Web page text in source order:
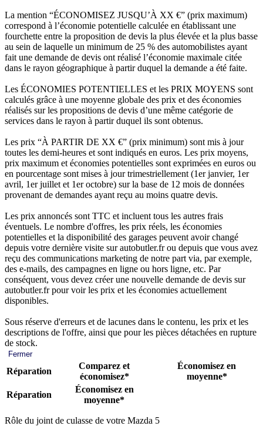
La mention “ÉCONOMISEZ JUSQU’À XX €” (prix maximum)
correspond à l’économie potentielle calculée en établissant une
fourchette entre la proposition de devis la plus élevée et la plus basse
au sein de laquelle un minimum de 25 % des automobilistes ayant
fait une demande de devis ont réalisé l’économie maximale citée
dans le rayon géographique à partir duquel la demande a été faite.
Les ÉCONOMIES POTENTIELLES et les PRIX MOYENS sont
calculés grâce à une moyenne globale des prix et des économies
réalisés sur les propositions de devis d’une même catégorie de
services dans le rayon à partir duquel ils sont obtenus.
Les prix “À PARTIR DE XX €” (prix minimum) sont mis à jour
toutes les demi-heures et sont indiqués en euros. Les prix moyens,
prix maximum et économies potentielles sont exprimées en euros ou
en pourcentage sont mises à jour trimestriellement (1er janvier, 1er
avril, 1er juillet et 1er octobre) sur la base de 12 mois de données
provenant de demandes ayant reçu au moins quatre devis.
Les prix annoncés sont TTC et incluent tous les autres frais
éventuels. Le nombre d'offres, les prix réels, les économies
potentielles et la disponibilité des garages peuvent avoir changé
depuis votre dernière visite sur autobutler.fr ou depuis que vous avez
reçu des communications marketing de notre part via, par exemple,
des e-mails, des campagnes en ligne ou hors ligne, etc. Par
conséquent, vous devez créer une nouvelle demande de devis sur
autobutler.fr pour voir les prix et les économies actuellement
disponibles.
Sous réserve d'erreurs et de lacunes dans le contenu, les prix et les
descriptions de l'offre, ainsi que pour les pièces détachées en rupture
de stock.
Fermer
Réparation
Comparez et
économisez*
Économisez en
moyenne*
Réparation
Économisez en
moyenne*
Rôle du joint de culasse de votre Mazda 5